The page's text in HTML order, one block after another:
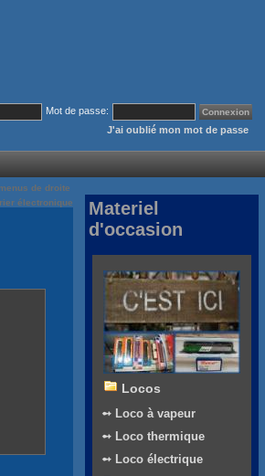
Mot de passe:
J'ai oublié mon mot de passe
de droite
électronique
Materiel
d'occasion
Locos
➻ Loco à vapeur
➻ Loco thermique
➻ Loco électrique